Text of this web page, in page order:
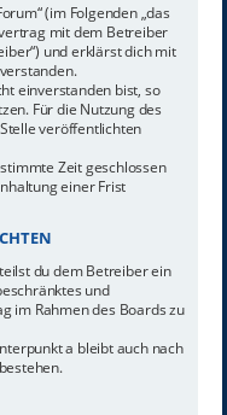
(im Folgenden „das
mit dem Betreiber
und erklärst dich mit
einverstanden bist, so
Für die Nutzung des
veröffentlichten
Zeit geschlossen
einer Frist
du dem Betreiber ein
und
im Rahmen des Boards zu
a bleibt auch nach